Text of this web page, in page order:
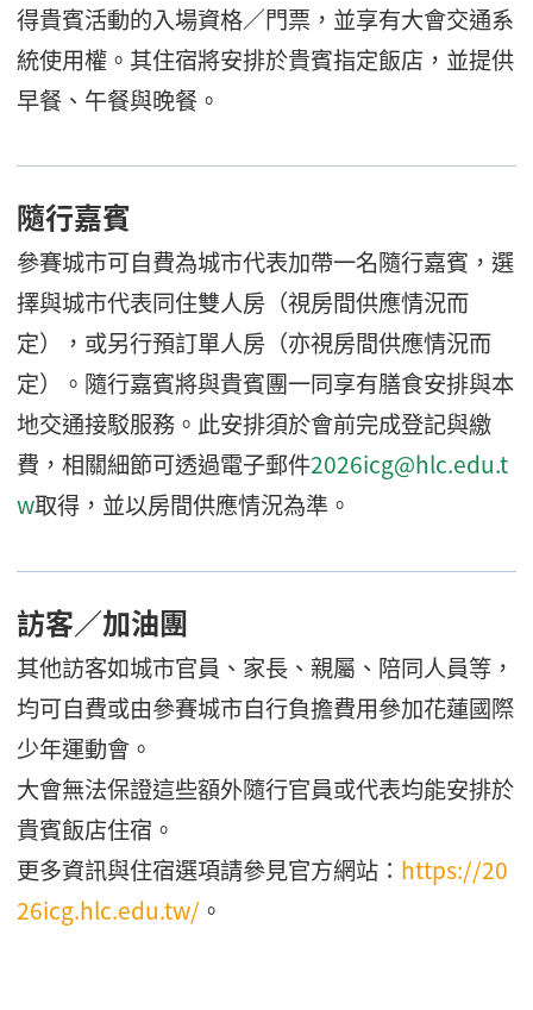
得貴賓活動的入場資格／門票，並享有大會交通系
統使用權。其住宿將安排於貴賓指定飯店，並提供
早餐、午餐與晚餐。
隨行嘉賓
參賽城市可自費為城市代表加帶一名隨行嘉賓，選
擇與城市代表同住雙人房（視房間供應情況而
定），或另行預訂單人房（亦視房間供應情況而
定）。隨行嘉賓將與貴賓團一同享有膳食安排與本
地交通接駁服務。此安排須於會前完成登記與繳
費，相關細節可透過電子郵件2026icg@hlc.edu.t
w取得，並以房間供應情況為準。
訪客／加油團
其他訪客如城市官員、家長、親屬、陪同人員等，
均可自費或由參賽城市自行負擔費用參加花蓮國際
少年運動會。
大會無法保證這些額外隨行官員或代表均能安排於
貴賓飯店住宿。
更多資訊與住宿選項請參見官方網站： https://20
26icg.hlc.edu.tw/ 。